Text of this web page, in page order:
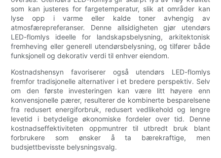
som kan justeres for fargetemperatur, slik at områder kan
lyse opp i varme eller kalde toner avhengig av
atmosfærepreferanser. Denne allsidigheten gjør utendørs
LED-flomlys ideelle for landskapsbelysning, arkitektonisk
fremheving eller generell utendørsbelysning, og tilfører både
funksjonell og dekorativ verdi til enhver eiendom.
Kostnadshensyn favoriserer også utendørs LED-flomlys
fremfor tradisjonelle alternativer i et bredere perspektiv. Selv
om den første investeringen kan være litt høyere enn
konvensjonelle pærer, resulterer de kombinerte besparelsene
fra redusert energiforbruk, redusert vedlikehold og lengre
levetid i betydelige økonomiske fordeler over tid. Denne
kostnadseffektiviteten oppmuntrer til utbredt bruk blant
forbrukere som ønsker å ta bærekraftige, men
budsjettbevisste belysningsvalg.